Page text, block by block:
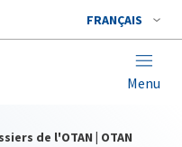
FRANÇAIS
Menu
de l'OTAN | OTAN